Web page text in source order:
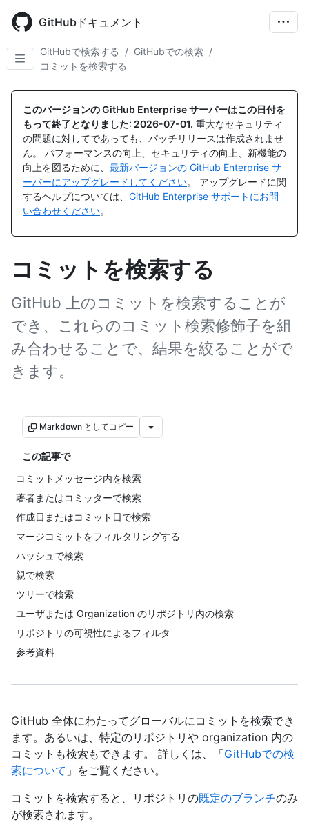
main
content
GitHubドキュメント
GitHubで検索する / GitHubでの検索 /
コミットを検索する
このバージョンの GitHub Enterprise サーバーはこの日付を
もって終了となりました: 2026-07-01. 重大なセキュリティ
の問題に対してであっても、パッチリリースは作成されませ
ん。 パフォーマンスの向上、セキュリティの向上、新機能の
向上を図るために、 最新バージョンの GitHub Enterprise サ
ーバーにアップグレードしてください。 アップグレードに関
するヘルプについては、 GitHub Enterprise サポートにお問
い合わせください。
コミットを検索する
GitHub 上のコミットを検索することが
でき、これらのコミット検索修飾子を組
み合わせることで、結果を絞ることがで
きます。
Markdown としてコピー
この記事で
コミットメッセージ内を検索
著者またはコミッターで検索
作成日またはコミット日で検索
マージコミットをフィルタリングする
ハッシュで検索
親で検索
ツリーで検索
ユーザまたは Organization のリポジトリ内の検索
リポジトリの可視性によるフィルタ
参考資料
GitHub 全体にわたってグローバルにコミットを検索でき
ます。あるいは、特定のリポジトリや organization 内の
コミットも検索もできます。 詳しくは、「GitHubでの検
索について 」をご覧ください。
コミットを検索すると、リポジトリの既定のブランチのみ
が検索されます。